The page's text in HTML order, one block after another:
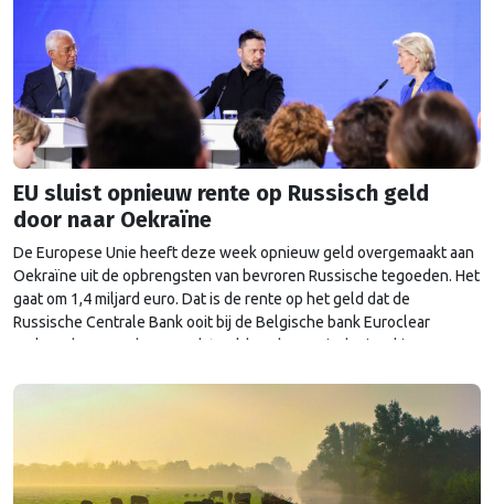
EU sluist opnieuw rente op Russisch geld
door naar Oekraïne
De Europese Unie heeft deze week opnieuw geld overgemaakt aan
Oekraïne uit de opbrengsten van bevroren Russische tegoeden. Het
gaat om 1,4 miljard euro. Dat is de rente op het geld dat de
Russische Centrale Bank ooit bij de Belgische bank Euroclear
parkeerde. De EU bevroor dat geld na de Russische inval in